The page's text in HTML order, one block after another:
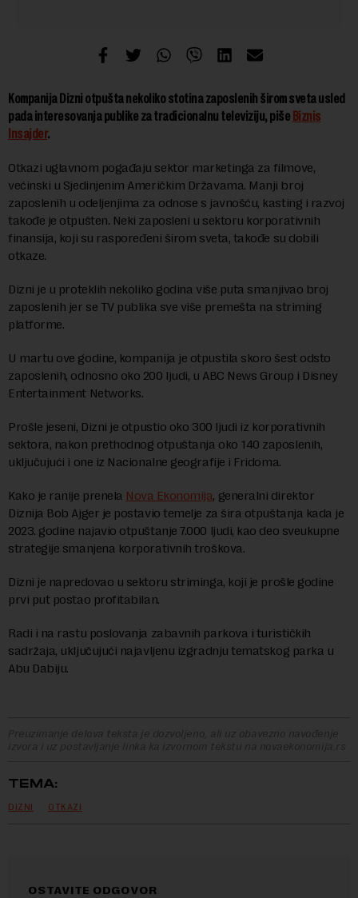
Kompanija Dizni otpušta nekoliko stotina zaposlenih širom sveta usled
pada interesovanja publike za tradicionalnu televiziju, piše Biznis
Insajder.
Otkazi uglavnom pogađaju sektor marketinga za filmove,
većinski u Sjedinjenim Američkim Državama. Manji broj
zaposlenih u odeljenjima za odnose s javnošću, kasting i razvoj
takođe je otpušten. Neki zaposleni u sektoru korporativnih
finansija, koji su raspoređeni širom sveta, takođe su dobili
otkaze.
Dizni je u proteklih nekoliko godina više puta smanjivao broj
zaposlenih jer se TV publika sve više premešta na striming
platforme.
U martu ove godine, kompanija je otpustila skoro šest odsto
zaposlenih, odnosno oko 200 ljudi, u ABC News Group i Disney
Entertainment Networks.
Prošle jeseni, Dizni je otpustio oko 300 ljudi iz korporativnih
sektora, nakon prethodnog otpuštanja oko 140 zaposlenih,
uključujući i one iz Nacionalne geografije i Fridoma.
Kako je ranije prenela Nova Ekonomija, generalni direktor
Diznija Bob Ajger je postavio temelje za šira otpuštanja kada je
2023. godine najavio otpuštanje 7.000 ljudi, kao deo sveukupne
strategije smanjena korporativnih troškova.
Dizni je napredovao u sektoru striminga, koji je prošle godine
prvi put postao profitabilan.
Radi i na rastu poslovanja zabavnih parkova i turističkih
sadržaja, uključujući najavljenu izgradnju tematskog parka u
Abu Dabiju.
Preuzimanje delova teksta je dozvoljeno, ali uz obavezno navođenje
izvora i uz postavljanje linka ka izvornom tekstu na novaekonomija.rs
TEMA:
DIZNI OTKAZI
OSTAVITE ODGOVOR